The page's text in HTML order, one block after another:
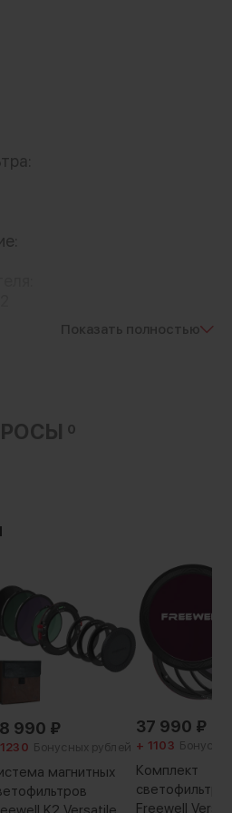
кольцо имеет
Показать полностью
0
990 ₽
Бонусных рублей
магнитных
37 990 ₽
+ 1103
Комплект
Freewell